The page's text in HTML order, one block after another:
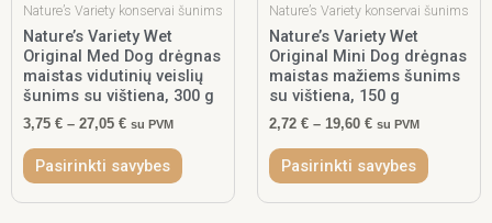
Nature’s Variety konservai šunims
Nature’s Variety Wet
Original Med Dog drėgnas
maistas vidutinių veislių
šunims su vištiena, 300 g
3,75 € – 27,05 € su PVM
Pasirinkti savybes
The
may
be
chosen
the
product
Nature’s Variety konservai šunims
Nature’s Variety Wet
Original Mini Dog drėgnas
maistas mažiems šunims
su vištiena, 150 g
2,72 € – 19,60 € su PVM
Pasirinkti savybes
The
may
be
the
product